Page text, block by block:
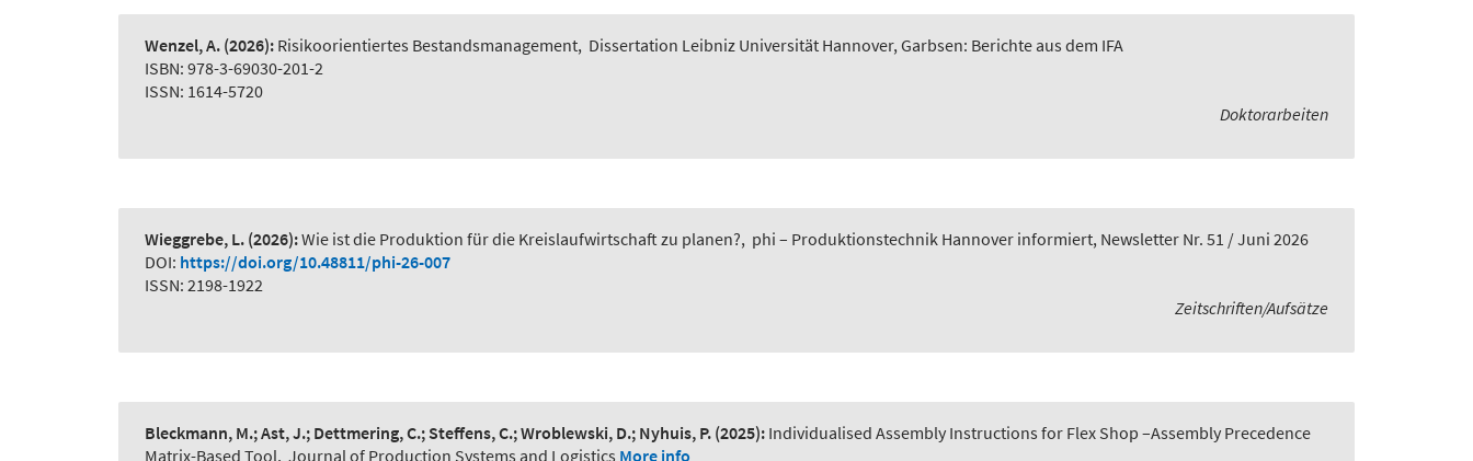
Wenzel, A. (2026): Risikoorientiertes Bestandsmanagement, Dissertation Leibniz Universität Hannover, Garbsen: Berichte aus dem IFA
ISBN: 978-3-69030-201-2
ISSN: 1614-5720
Doktorarbeiten
Wieggrebe, L. (2026):Wie ist die Produktion für die Kreislaufwirtschaft zu planen?, phi – Produktionstechnik Hannover informiert, Newsletter Nr. 51 / Juni 2026
DOI: https://doi.org/10.48811/phi-26-007
ISSN: 2198-1922
Zeitschriften/Aufsätze
Bleckmann, M.; Ast, J.; Dettmering, C.; Steffens, C.; Wroblewski, D.; Nyhuis, P. (2025): Individualised Assembly Instructions for Flex Shop –Assembly Precedence
Matrix-Based Tool, Journal of Production Systems and Logistics More info